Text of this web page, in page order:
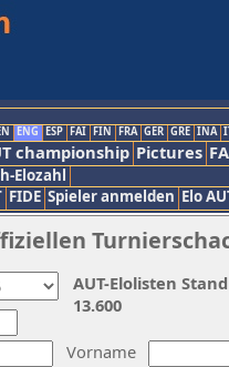
ENG ESP FAI FIN FRA GER GRE INA
championship Pictures
Elozahl
FIDE Spieler anmelden Elo
Vorname
AUT-Elolisten
13.600